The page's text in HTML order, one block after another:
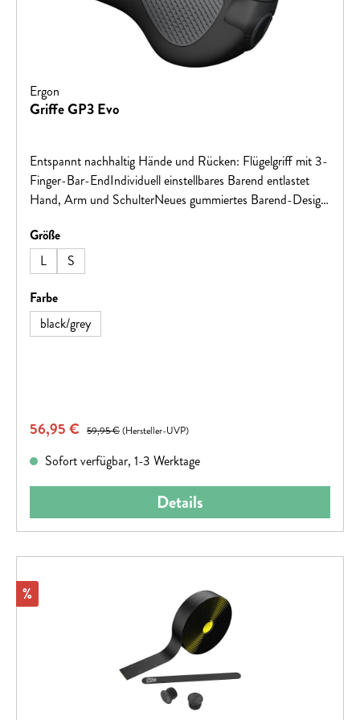
Ergon
Griffe GP3 Evo
Entspannt nachhaltig Hände und Rücken: Flügelgriff mit 3-
Finger-Bar-EndIndividuell einstellbares Barend entlastet
Hand, Arm und SchulterNeues gummiertes Barend-Design
jahrelange Erfahrung in HandergonomieHochwertiger
Griffgummi, Made in GermanySicher und einfach zu
montieren
Größeauswählen
L
S
Farbeauswählen
black/grey
Verkaufspreis:
56,95 € Regulärer Preis:
59,95 €(Hersteller-UVP)
Sofort verfügbar, 1-3 Werktage
Details
Rabatt
%